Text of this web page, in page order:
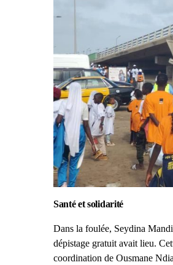
Santé et solidarité
Dans la foulée, Seydina
dépistage gratuit avait lieu.
coordination de Ousmane